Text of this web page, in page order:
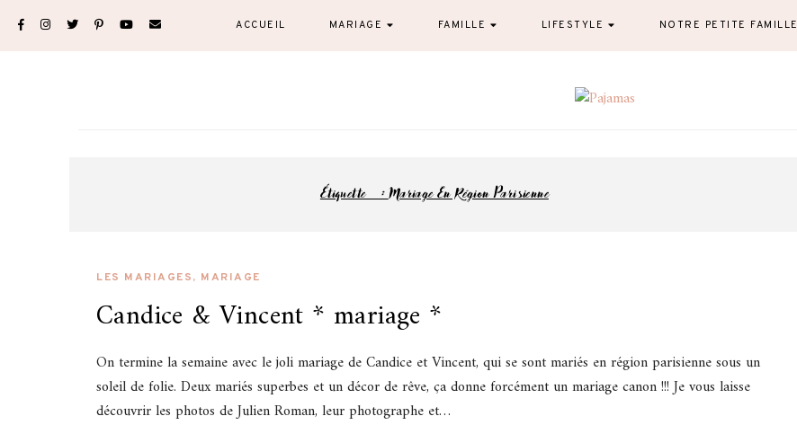
Skip
ACCUEIL MARIAGE FAMILLE LIFESTYLE NOTRE PETITE FAMILLE
Étiquette :Mariage En Région Parisienne
LES MARIAGES, MARIAGE
Candice & Vincent * mariage *
On termine la semaine avec le joli mariage de Candice et Vincent, qui se sont mariés en région parisienne sous un
soleil de folie. Deux mariés superbes et un décor de rêve, ça donne forcément un mariage canon !!! Je vous laisse
découvrir les photos de Julien Roman, leur photographe et…